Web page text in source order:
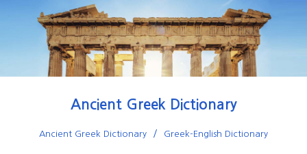
Ancient Greek Dictionary
Ancient Greek Dictionary Greek-English Dictionary